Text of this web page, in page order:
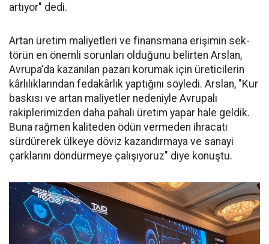
ar­tıyor" dedi.
Artan üretim ma­liyetleri ve finans­mana erişimin sek­
törün en önemli sorunları oldu­ğunu belirten Arslan,
Avrupa'da kazanılan pazarı korumak için üreticilerin
kârlılıklarından fe­dakârlık yaptığını söyledi. Arslan, "Kur
baskısı ve artan maliyetler nedeniyle Avrupalı
rakiplerimiz­den daha pahalı üretim yapar ha­le geldik.
Buna rağmen kaliteden ödün vermeden ihracatı
sürdüre­rek ülkeye döviz kazandırmaya ve sanayi
çarklarını döndürmeye ça­lışıyoruz" diye konuştu.